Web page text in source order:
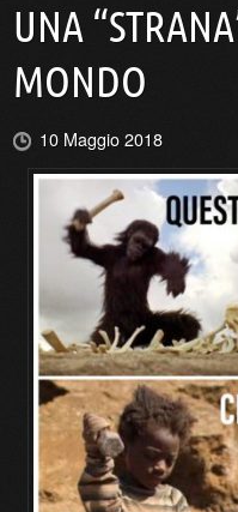
UNA
MONDO
10 Maggio 2018